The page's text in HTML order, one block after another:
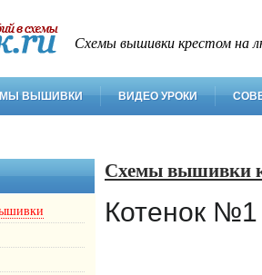
Схемы вышивки крестом на
ВЫШИВКИ ВИДЕО УРОКИ
Схемы вышивки
Котенок №1